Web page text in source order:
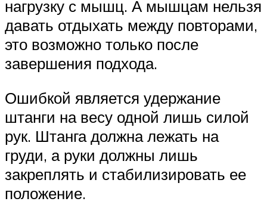
нагрузку с мышц. А мышцам нельзя
давать отдыхать между повторами,
это возможно только после
завершения подхода.
Ошибкой является удержание
штанги на весу одной лишь силой
рук. Штанга должна лежать на
груди, а руки должны лишь
закреплять и стабилизировать ее
положение.